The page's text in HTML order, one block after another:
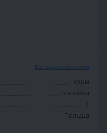
Все характеристики
корм
кролики
1
Польша